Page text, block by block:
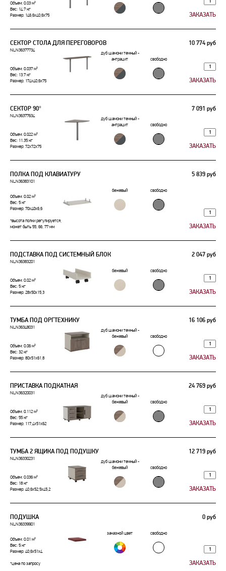
Объем: 0.03 м³
Вес: 14.7 кг
Размер: 146,6x40,6x75
СЕКТОР СТОЛА ДЛЯ ПЕРЕГОВОРОВ 10 774 руб
NLN36377734
дуб шамони темный -
антрацит
свободно
Объем: 0.037 м³
Вес: 13.7 кг
Размер: 174x40,6x75
СЕКТОР 90° 7 091 руб
NLN36377634
дуб шамони темный -
антрацит
свободно
Объем: 0.022 м³
Вес: 11.35 кг
Размер: 72x72x75
ПОЛКА ПОД КЛАВИАТУРУ 5 839 руб
NLN36383101
бежевый
свободно
Объем: 0.02 м³
Вес: 5 кг
Размер: 70x40x6,6
*высота полки регулируется,
может быть 55, 66, 77 мм
ПОДСТАВКА ПОД СИСТЕМНЫЙ БЛОК 2 047 руб
NLN36383201
бежевый
свободно
Объем: 0.02 м³
Вес: 5 кг
Размер: 28x50x15,3
ТУМБА ПОД ОРГТЕХНИКУ 16 106 руб
NLN36348031
дуб шамони темный -
бежевый
свободно
Объем: 0.06 м³
Вес: 32 кг
Размер: 80x51x61,8
ПРИСТАВКА ПОДКАТНАЯ 24 769 руб
NLN36320031
дуб шамони темный -
бежевый
свободно
Объем: 0.112 м³
Вес: 55 кг
Размер: 117,4x51x62
ТУМБА 2 ЯЩИКА ПОД ПОДУШКУ 12 719 руб
NLN36330231
дуб шамони темный -
бежевый
свободно
Объем: 0.036 м³
Вес: 18 кг
Размер: 40,6x52,5x45,2
ПОДУШКА 0 руб
NLN36339901
заказной цвет
свободно
Объем: 0.01 м³
Вес: 5 кг
Размер: 40,6x51x4
*цена по запросу